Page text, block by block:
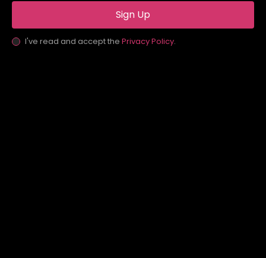
Sign Up
I've read and accept the Privacy Policy.